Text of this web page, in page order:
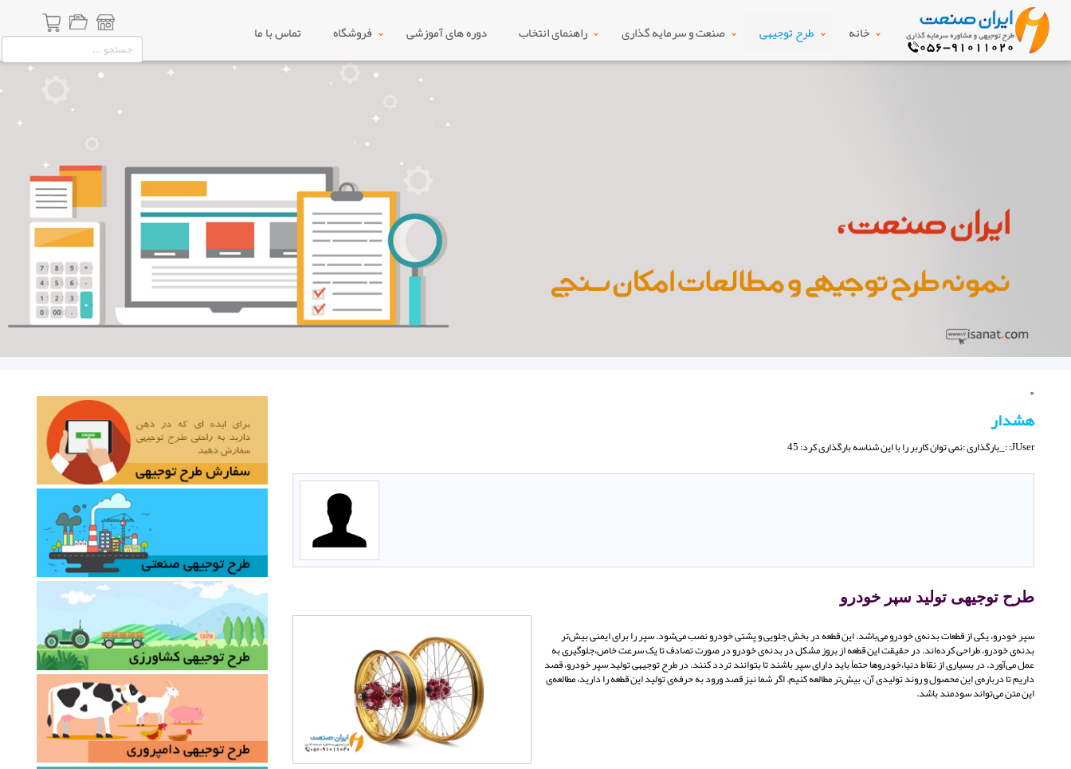
خانه طرح توجیهی صنعت و سرمایه گذاری راهنمای انتخاب دوره های آموزشی فروشگاه تماس با ما
×
هشدار
JUser: :_بارگذاری :نمی توان کاربر را با این شناسه بارگذاری کرد: 45
طرح توجیهی تولید سپر خودرو
سپر خودرو، یکی از قطعات بدنه‌ی خودرو می‌باشد. این قطعه در بخش جلویی و پشتی خودرو نصب می‌شود. سپر را برای ایمنی بیش‌تر
بدنه‌ی خودرو، طراحی کرده‌اند. در حقیقت این قطعه از بروز مشکل در بدنه‌ی خودرو در صورت تصادف تا یک سرعت خاص،‌جلوگیری به
عمل می‌آورد. در بسیاری از نقاط دنیا،‌خودروها حتماً باید دارای سپر باشند تا بتوانند تردد کنند. در طرح توجیهی تولید سپر خودرو، قصد
داریم تا درباره‌ی این محصول و روند تولیدی آن، بیش‌تر مطالعه کنیم. اگر شما نیز قصد ورود به حرفه‌ی تولید این قطعه را دارید، مطالعه‌ی
این متن می‌تواند سودمند باشد.